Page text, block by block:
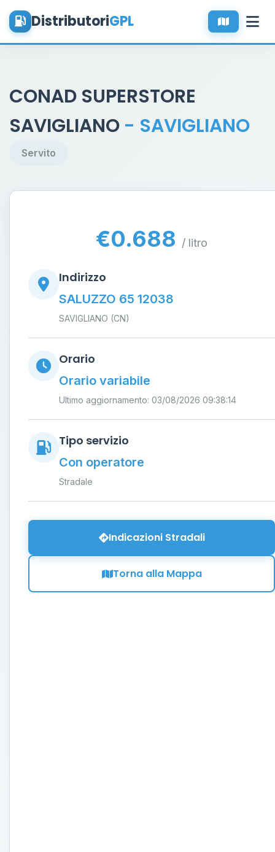
DistributoriGPL
CONAD SUPERSTORE
SAVIGLIANO - SAVIGLIANO
Servito
€0.688 / litro
Indirizzo
SALUZZO 65 12038
SAVIGLIANO (CN)
Orario
Orario variabile
Ultimo aggiornamento: 03/08/2026 09:38:14
Tipo servizio
Con operatore
Stradale
Indicazioni Stradali
Torna alla Mappa